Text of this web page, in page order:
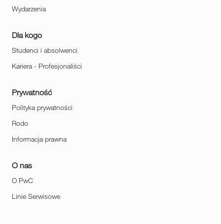
Wydarzenia
Dla kogo
Studenci i absolwenci
Kariera - Profesjonaliści
Prywatność
Polityka prywatności
Rodo
Informacja prawna
O nas
O PwC
Linie Serwisowe